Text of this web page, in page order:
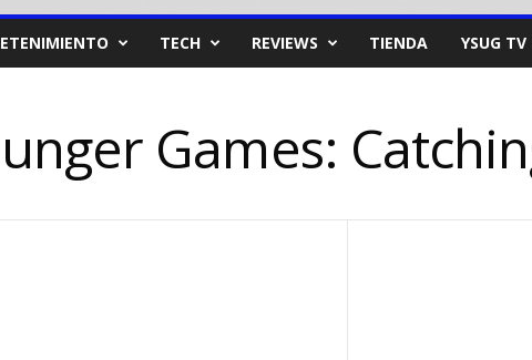
TECH REVIEWS TIENDA YSUG TV
Games: